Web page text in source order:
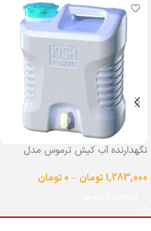
نگهدارنده آب کیش ترموس مدل
1,283,000تومان–
0تومان